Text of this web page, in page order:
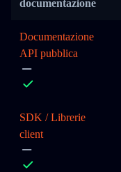
documentazione
Documentazione
API pubblica
SDK / Librerie
client